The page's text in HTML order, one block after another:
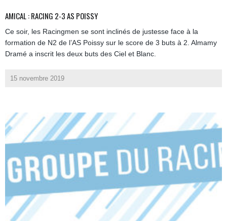
AMICAL : RACING 2-3 AS POISSY
Ce soir, les Racingmen se sont inclinés de justesse face à la
formation de N2 de l’AS Poissy sur le score de 3 buts à 2. Almamy
Dramé a inscrit les deux buts des Ciel et Blanc.
15 novembre 2019